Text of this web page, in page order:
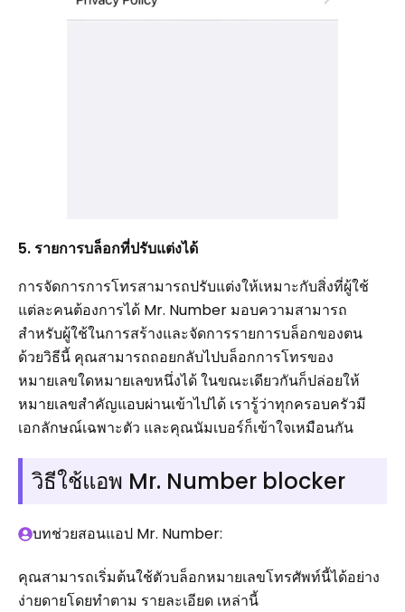
5. รายการบล็อกที่ปรับแต่งได้
การจัดการการโทรสามารถปรับแต่งให้เหมาะกับสิ่งที่ผู้ใช้
แต่ละคนต้องการได้ Mr. Number มอบความสามารถ
สำหรับผู้ใช้ในการสร้างและจัดการรายการบล็อกของตน
ด้วยวิธีนี้ คุณสามารถถอยกลับไปบล็อกการโทรของ
หมายเลขใดหมายเลขหนึ่งได้ ในขณะเดียวกันก็ปล่อยให้
หมายเลขสำคัญแอบผ่านเข้าไปได้ เรารู้ว่าทุกครอบครัวมี
เอกลักษณ์เฉพาะตัว และคุณนัมเบอร์ก็เข้าใจเหมือนกัน
วิธีใช้แอพ Mr. Number blocker
บทช่วยสอนแอป Mr. Number:
คุณสามารถเริ่มต้นใช้ตัวบล็อกหมายเลขโทรศัพท์นี้ได้อย่าง
ง่ายดายโดยทำตาม รายละเอียด เหล่านี้